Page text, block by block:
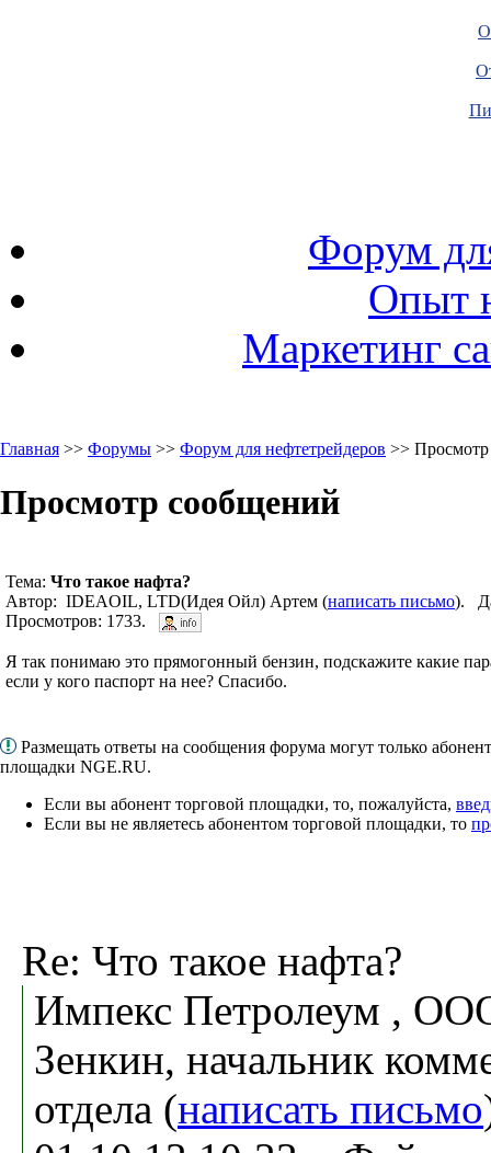
Форум
Опыт
Маркетинг
Главная >> Форумы >> Форум для нефтетрейдеров >>
Просмотр сообщений
Тема: Что такое нафта?
Автор: IDEAOIL, LTD(Идея Ойл) Артем (написать письмо).
Просмотров: 1733.
Я так понимаю это прямогонный бензин, подскажите какие
если у кого паспорт на нее? Спасибо.
Размещать ответы на сообщения форума могут только
площадки NGE.RU.
Если вы абонент торговой площадки, то, пожалуйста,
Если вы не являетесь абонентом торговой площадки, то
Re: Что такое нафта?
Импекс Петролеум ,
Зенкин, начальник
отдела (написать письмо